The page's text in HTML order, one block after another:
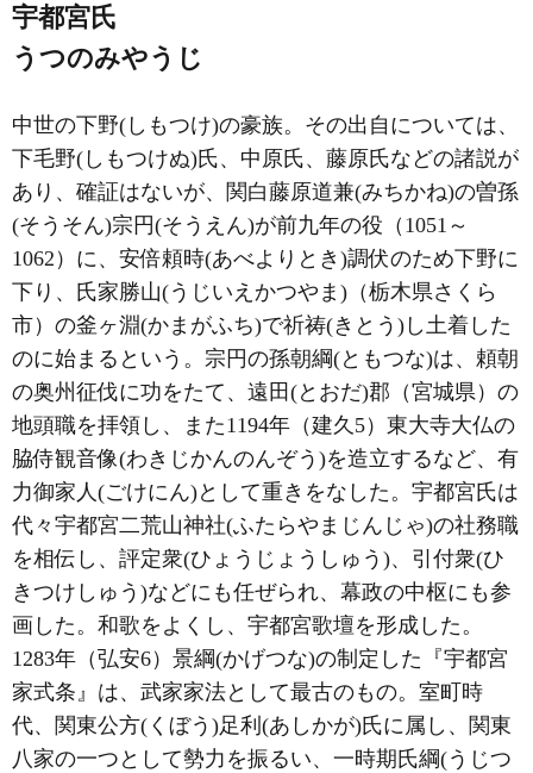
宇都宮氏
うつのみやうじ
中世の下野(しもつけ)の豪族。その出自については、
下毛野(しもつけぬ)氏、中原氏、藤原氏などの諸説が
あり、確証はないが、関白藤原道兼(みちかね)の曽孫
(そうそん)宗円(そうえん)が前九年の役（1051～
1062）に、安倍頼時(あべよりとき)調伏のため下野に
下り、氏家勝山(うじいえかつやま)（栃木県さくら
市）の釜ヶ淵(かまがふち)で祈祷(きとう)し土着した
のに始まるという。宗円の孫朝綱(ともつな)は、頼朝
の奥州征伐に功をたて、遠田(とおだ)郡（宮城県）の
地頭職を拝領し、また1194年（建久5）東大寺大仏の
脇侍観音像(わきじかんのんぞう)を造立するなど、有
力御家人(ごけにん)として重きをなした。宇都宮氏は
代々宇都宮二荒山神社(ふたらやまじんじゃ)の社務職
を相伝し、評定衆(ひょうじょうしゅう)、引付衆(ひ
きつけしゅう)などにも任ぜられ、幕政の中枢にも参
画した。和歌をよくし、宇都宮歌壇を形成した。
1283年（弘安6）景綱(かげつな)の制定した『宇都宮
家式条』は、武家家法として最古のもの。室町時
代、関東公方(くぼう)足利(あしかが)氏に属し、関東
八家の一つとして勢力を振るい、一時期氏綱(うじつ